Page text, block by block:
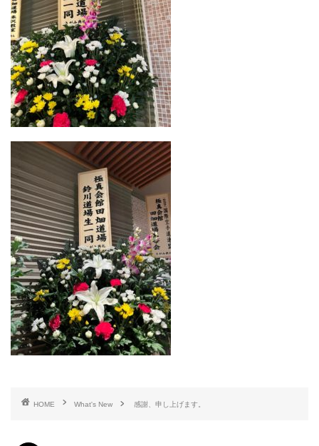
HOME What's New 感謝、申し上げます。